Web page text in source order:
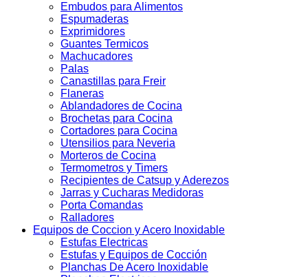
Embudos para Alimentos
Espumaderas
Exprimidores
Guantes Termicos
Machucadores
Palas
Canastillas para Freir
Flaneras
Ablandadores de Cocina
Brochetas para Cocina
Cortadores para Cocina
Utensilios para Neveria
Morteros de Cocina
Termometros y Timers
Recipientes de Catsup y Aderezos
Jarras y Cucharas Medidoras
Porta Comandas
Ralladores
Equipos de Coccion y Acero Inoxidable
Estufas Electricas
Estufas y Equipos de Cocción
Planchas De Acero Inoxidable